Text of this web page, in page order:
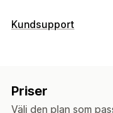
Returalternativ
Rabattkoder
Kundsupport
Självbetjäning
Priser
Välj den plan som